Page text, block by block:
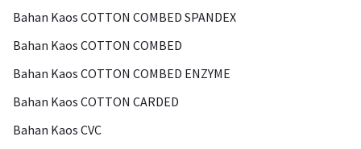
Bahan Kaos COTTON COMBED SPANDEX
Bahan Kaos COTTON COMBED
Bahan Kaos COTTON COMBED ENZYME
Bahan Kaos COTTON CARDED
Bahan Kaos CVC